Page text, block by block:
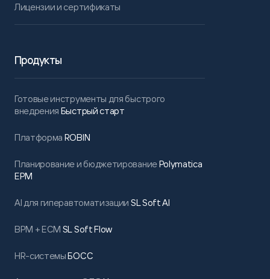
Лицензии и сертификаты
Продукты
Готовые инструменты для быстрого
внедрения Быстрый старт
Платформа ROBIN
Планирование и бюджетированиеPolymatica
EPM
AI для гиперавтоматизации SL Soft AI
BPM + ECM SL Soft Flow
HR-системыБОСС